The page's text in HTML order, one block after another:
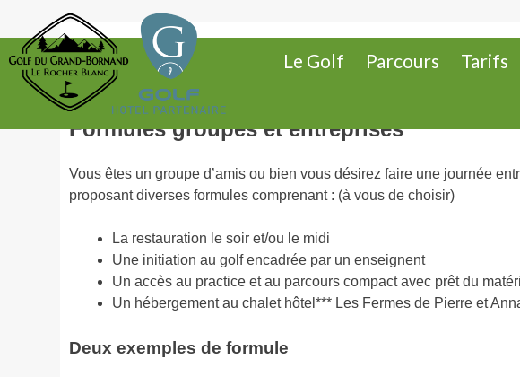
content
Golf Le Grand-Bornand
Le Rocher Blanc
Le Golf Parcours Tarifs
GROUPES &
Formules groupes et entreprises
Vous êtes un groupe d’amis ou bien vous désirez faire une journée
proposant diverses formules comprenant : (à vous de choisir)
La restauration le soir et/ou le midi
Une initiation au golf encadrée par un enseignent
Un accès au practice et au parcours compact avec prêt du
Un hébergement au chalet hôtel*** Les Fermes de Pierre et
Deux exemples de formule